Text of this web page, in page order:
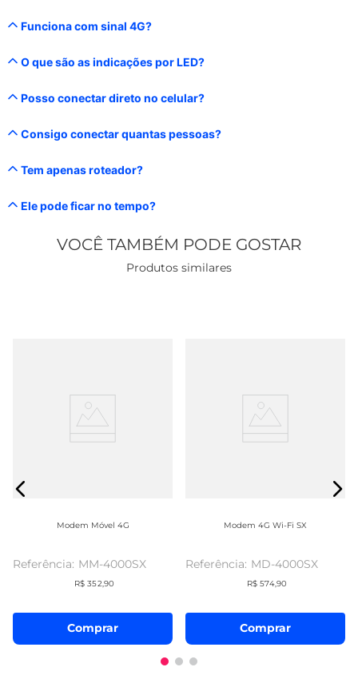
Funciona com sinal 4G?
O que são as indicações por LED?
Posso conectar direto no celular?
Consigo conectar quantas pessoas?
Tem apenas roteador?
Ele pode ficar no tempo?
VOCÊ TAMBÉM PODE GOSTAR
Produtos similares
Modem Móvel 4G
MM-4000SX
R$ 352,90
Comprar
Modem 4G Wi-Fi SX
MD-4000SX
R$ 574,90
Comprar